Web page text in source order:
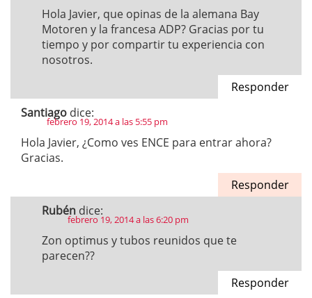
Hola Javier, que opinas de la alemana Bay
Motoren y la francesa ADP? Gracias por tu
tiempo y por compartir tu experiencia con
nosotros.
Responder
Santiago dice:
febrero 19, 2014 a las 5:55 pm
Hola Javier, ¿Como ves ENCE para entrar ahora?
Gracias.
Responder
Rubén dice:
febrero 19, 2014 a las 6:20 pm
Zon optimus y tubos reunidos que te
parecen??
Responder